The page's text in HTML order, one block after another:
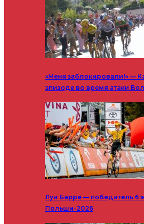
«Меня заблокировали!» —
эпизоде во время атаки
Луи Барре — победитель 6
Польши-2026